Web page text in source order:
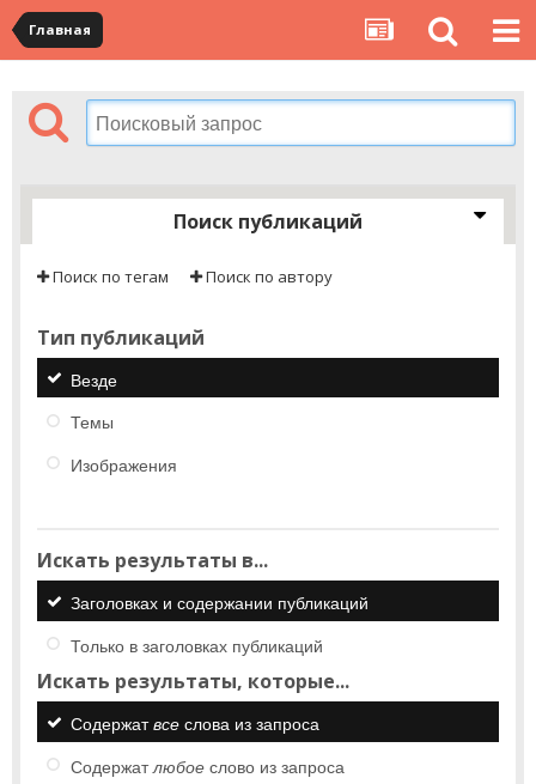
Главная
Поиск публикаций
Поиск по тегам Поиск по автору
Тип публикаций
Везде
Темы
Изображения
Искать результаты в...
Заголовках и содержании публикаций
Только в заголовках публикаций
Искать результаты, которые...
Содержатвсе слова из запроса
Содержатлюбое слово из запроса